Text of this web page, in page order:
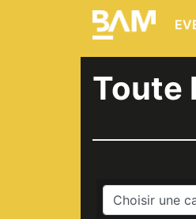
Toute